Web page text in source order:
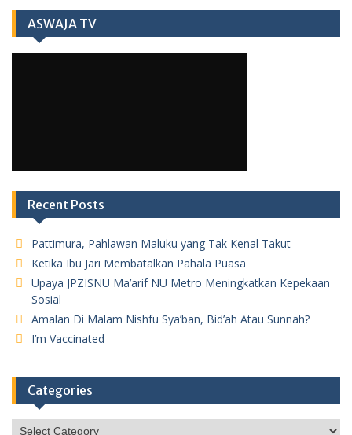
ASWAJA TV
Recent Posts
Pattimura, Pahlawan Maluku yang Tak Kenal Takut
Ketika Ibu Jari Membatalkan Pahala Puasa
Upaya JPZISNU Ma’arif NU Metro Meningkatkan Kepekaan
Sosial
Amalan Di Malam Nishfu Sya’ban, Bid’ah Atau Sunnah?
I’m Vaccinated
Categories
Categories